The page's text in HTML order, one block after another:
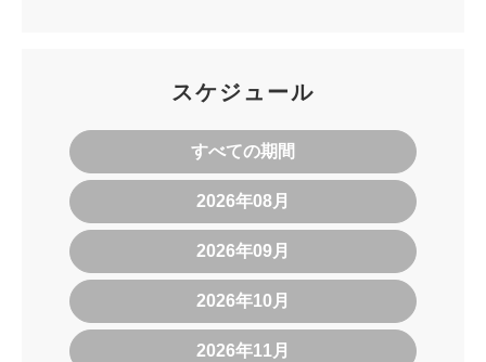
スケジュール
すべての期間
2026年08月
2026年09月
2026年10月
2026年11月